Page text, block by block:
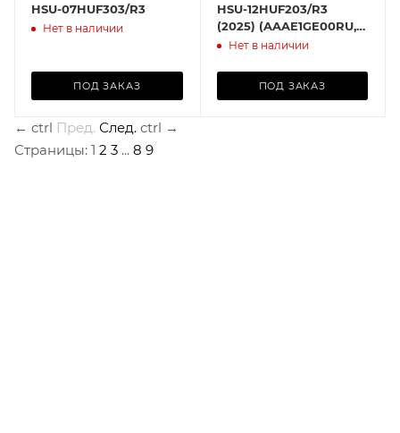
HSU-07HUF303/R3
Нет в наличии
ПОД ЗАКАЗ
HSU-12HUF203/R3
(2025) (AAAE1GE00RU,
AACK34E00RU)
Нет в наличии
ПОД ЗАКАЗ
← ctrl Пред. След. ctrl →
Страницы: 1 2 3 ... 8 9